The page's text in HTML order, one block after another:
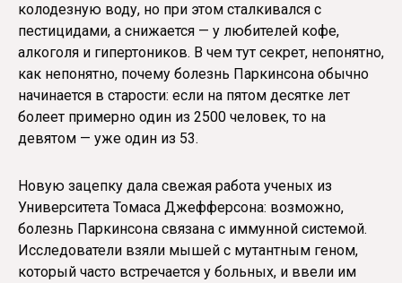
колодезную воду, но при этом сталкивался с
пестицидами, а снижается — у любителей кофе,
алкоголя и гипертоников. В чем тут секрет, непонятно,
как непонятно, почему болезнь Паркинсона обычно
начинается в старости: если на пятом десятке лет
болеет примерно один из 2500 человек, то на
девятом — уже один из 53.
Новую зацепку дала свежая работа ученых из
Университета Томаса Джефферсона: возможно,
болезнь Паркинсона связана с иммунной системой.
Исследователи взяли мышей с мутантным геном,
который часто встречается у больных, и ввели им